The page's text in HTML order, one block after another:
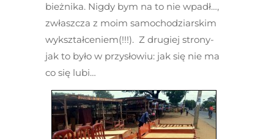
bieżnika. Nigdy bym na to nie wpadł…,
zwłaszcza z moim samochodziarskim
wykształceniem(!!!). Z drugiej strony-
jak to było w przysłowiu: jak się nie ma
co się lubi…